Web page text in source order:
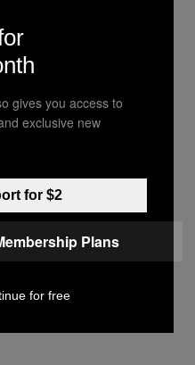
bij.
oost the
Stories
gives you access to
exclusive new
for $2
Plans
for free